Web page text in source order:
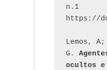
n.1
https://
Lemos, A;
G.
ocultos e